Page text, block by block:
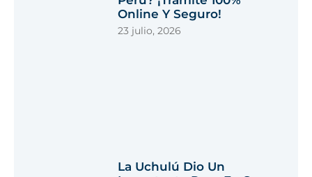
Online Y Seguro!
23 julio, 2026
La Uchulú Dio Un